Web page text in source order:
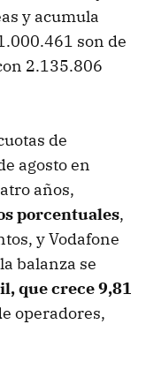
y acumula
son de
2.135.806
de
agosto en
años,
porcentuales,
y Vodafone
balanza se
que crece 9,81
operadores,